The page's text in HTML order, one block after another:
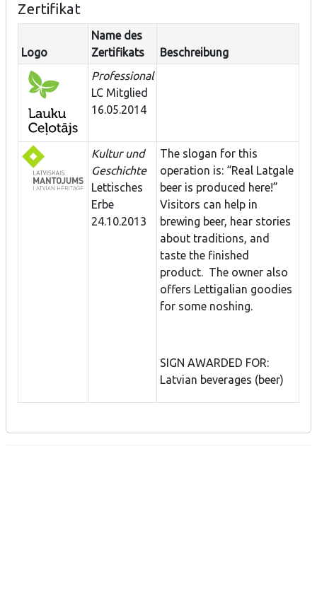
Zertifikat
Logo
Name des
Zertifikats
Beschreibung
Professional
LC Mitglied
16.05.2014
Kultur und
Geschichte
Lettisches
Erbe
24.10.2013
The slogan for this
operation is: “Real Latgale
beer is produced here!”
Visitors can help in
brewing beer, hear stories
about traditions, and
taste the finished
product. The owner also
offers Lettigalian goodies
for some noshing.
SIGN AWARDED FOR:
Latvian beverages (beer)